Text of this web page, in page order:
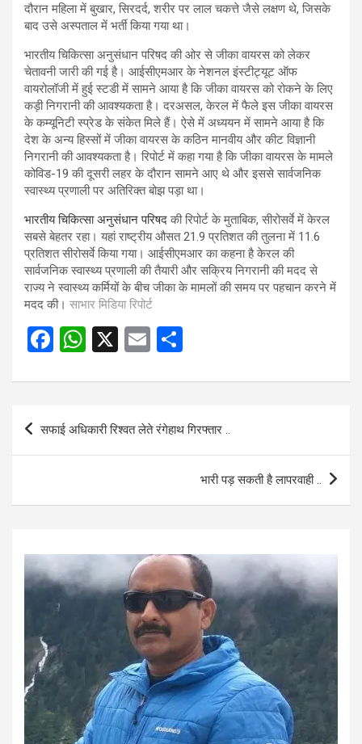
दौरान महिला में बुखार, सिरदर्द, शरीर पर लाल चकत्ते जैसे लक्षण थे, जिसके
बाद उसे अस्पताल में भर्ती किया गया था।
भारतीय चिकित्सा अनुसंधान परिषद की ओर से जीका वायरस को लेकर
चेतावनी जारी की गई है। आईसीएमआर के नेशनल इंस्टीट्यूट ऑफ
वायरोलॉजी में हुई स्टडी में सामने आया है कि जीका वायरस को रोकने के लिए
कड़ी निगरानी की आवश्यकता है। दरअसल, केरल में फैले इस जीका वायरस
के कम्यूनिटी स्प्रेड के संकेत मिले हैं। ऐसे में अध्ययन में सामने आया है कि
देश के अन्य हिस्सों में जीका वायरस के कठिन मानवीय और कीट विज्ञानी
निगरानी की आवश्यकता है। रिपोर्ट में कहा गया है कि जीका वायरस के मामले
कोविड-19 की दूसरी लहर के दौरान सामने आए थे और इससे सार्वजनिक
स्वास्थ्य प्रणाली पर अतिरिक्त बोझ पड़ा था।
भारतीय चिकित्सा अनुसंधान परिषदकी रिपोर्ट के मुताबिक, सीरोसर्वे में केरल
सबसे बेहतर रहा। यहां राष्ट्रीय औसत 21.9 प्रतिशत की तुलना में 11.6
प्रतिशत सीरोसर्वे किया गया। आईसीएमआर का कहना है केरल की
सार्वजनिक स्वास्थ्य प्रणाली की तैयारी और सक्रिय निगरानी की मदद से
राज्य ने स्वास्थ्य कर्मियों के बीच जीका के मामलों की समय पर पहचान करने में
मदद की। साभार मिडिया रिपोर्ट
F
ce
b
o
W
at
A
X
E
ail ar
e
Post
navigation
सफाई अधिकारी रिश्वत लेते रंगेहाथ गिरफ्तार ..
भारी पड़ सकती है लापरवाही ..